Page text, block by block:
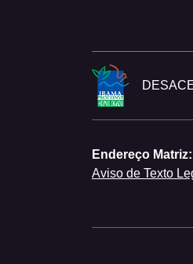
Endereço Matriz:
Aviso de Texto